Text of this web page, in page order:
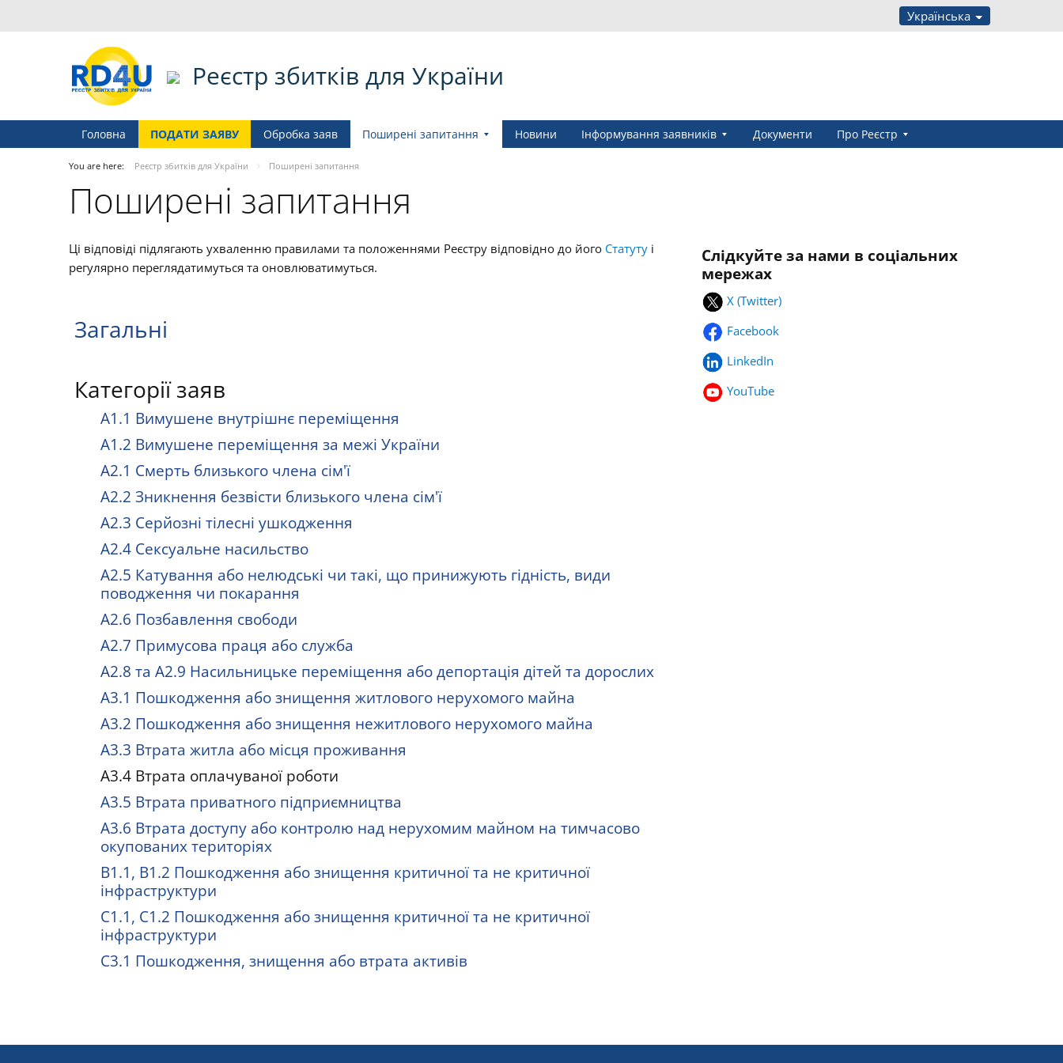
Українська
Реєстр збитків для України
Головна ПОДАТИ ЗАЯВУ Обробка заяв Поширені запитання Новини Інформування заявників Документи Про Реєстр
You are here: Реєстр збитків для України Поширені запитання
Поширені запитання
Ці відповіді підлягають ухваленню правилами та положеннями Реєстру відповідно до його Статуту і
регулярно переглядатимуться та оновлюватимуться.
Загальні
Категорії заяв
A1.1 Вимушене внутрішнє переміщення
A1.2 Вимушене переміщення за межі України
A2.1 Смерть близького члена сім'ї
A2.2 Зникнення безвісти близького члена сім'ї
A2.3 Серйозні тілесні ушкодження
A2.4 Сексуальне насильство
A2.5 Катування або нелюдські чи такі, що принижують гідність, види
поводження чи покарання
A2.6 Позбавлення свободи
A2.7 Примусова праця або служба
A2.8 та A2.9 Насильницьке переміщення або депортація дітей та дорослих
А3.1 Пошкодження або знищення житлового нерухомого майна
А3.2 Пошкодження або знищення нежитлового нерухомого майна
А3.3 Втрата житла або місця проживання
А3.4 Втрата оплачуваної роботи
А3.5 Втрата приватного підприємництва
А3.6 Втрата доступу або контролю над нерухомим майном на тимчасово
окупованих територіях
B1.1, B1.2 Пошкодження або знищення критичної та не критичної
інфраструктури
C1.1, C1.2 Пошкодження або знищення критичної та не критичної
інфраструктури
C3.1 Пошкодження, знищення або втрата активів
Слідкуйте за нами в соціальних
мережах
X (Twitter)
Facebook
LinkedIn
YouTube